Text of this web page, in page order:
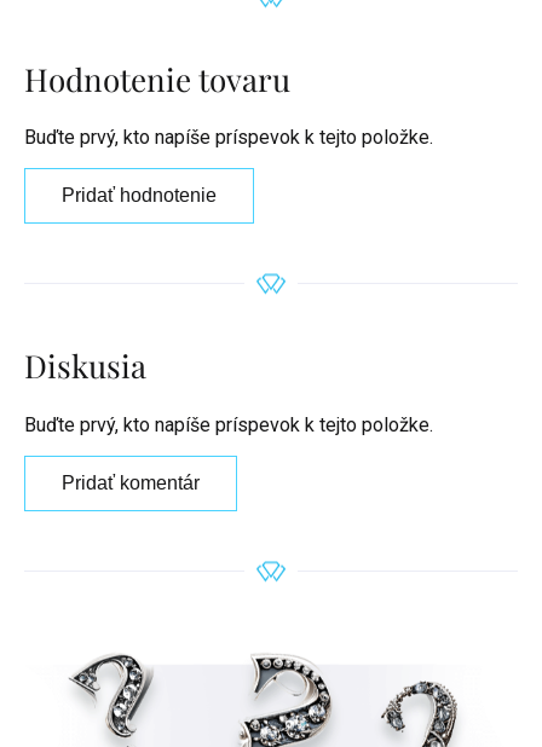
Hodnotenie tovaru
Buďte prvý, kto napíše príspevok k tejto položke.
Pridať hodnotenie
Diskusia
Buďte prvý, kto napíše príspevok k tejto položke.
Pridať komentár